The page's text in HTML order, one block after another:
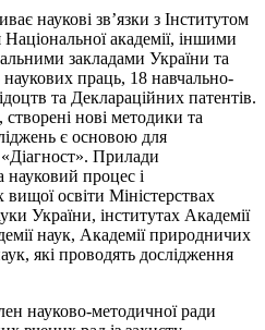
наукові зв’язки з Інститутом
академії, іншими
закладами України та
праць, 18 навчально-
та Деклараційних патентів.
створені нові методики та
є основою для
«Діагност». Прилади
науковий процес і
освіти Міністерствах
України, інститутах Академії
наук, Академії природничих
які проводять дослідження
науково-методичної ради